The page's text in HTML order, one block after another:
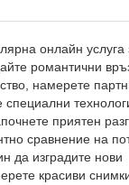
онлайн услуга
романтични
намерете
специални
приятен
сравнение на
да изградите нови
красиви